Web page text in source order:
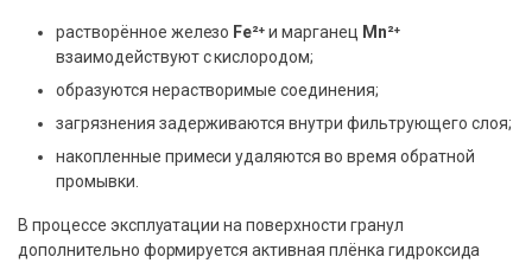
растворённое железо Fe²⁺и марганец Mn²⁺
взаимодействуют с кислородом;
образуются нерастворимые соединения;
загрязнения задерживаются внутри фильтрующего слоя;
накопленные примеси удаляются во время обратной
промывки.
В процессе эксплуатации на поверхности гранул
дополнительно формируется активная плёнка гидроксида